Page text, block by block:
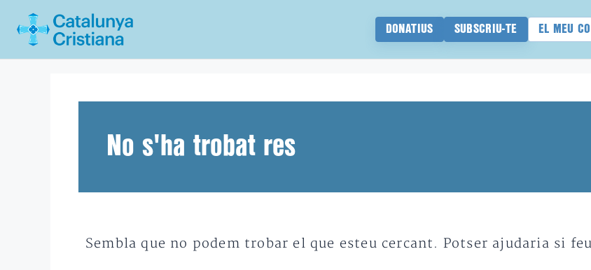
DONATIUS SUBSCRIU-TE EL MEU
No s'ha trobat res
Sembla que no podem trobar el que esteu cercant. Potser ajudaria si